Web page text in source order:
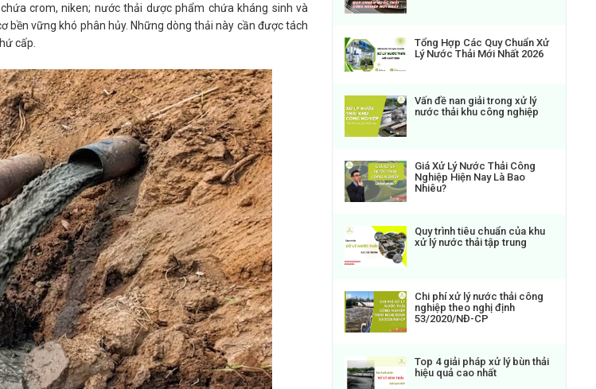
crom, niken; nước thải dược phẩm chứa kháng sinh và
vững khó phân hủy. Những dòng thải này cần được tách
cấp.
Tổng Hợp Các Quy Chuẩn Xử
Lý Nước Thải Mới Nhất 2026
Vấn đề nan giải trong xử lý
nước thải khu công nghiệp
Giá Xử Lý Nước Thải Công
Nghiệp Hiện Nay Là Bao
Nhiêu?
Quy trình tiêu chuẩn của khu
xử lý nước thải tập trung
Chi phí xử lý nước thải công
nghiệp theo nghị định
53/2020/NĐ-CP
Top 4 giải pháp xử lý bùn thải
hiệu quả cao nhất